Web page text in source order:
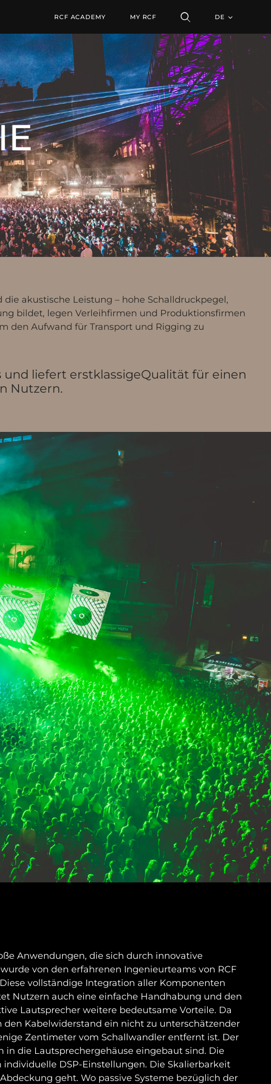
RCF ACADEMY MY RCF DE
ALLE PRODUKTE ENTDECKEN
akustische Leistung – hohe Schalldruckpegel,
bildet, legen Verleihfirmen und Produktionsfirmen
den Aufwand für Transport und Rigging zu
und liefert erstklassigeQualität für einen
Nutzern.
Anwendungen, die sich durch innovative
von den erfahrenen Ingenieurteams von RCF
vollständige Integration aller Komponenten
Nutzern auch eine einfache Handhabung und den
Lautsprecher weitere bedeutsame Vorteile. Da
Kabelwiderstand ein nicht zu unterschätzender
Zentimeter vom Schallwandler entfernt ist. Der
die Lautsprechergehäuse eingebaut sind. Die
DSP-Einstellungen. Die Skalierbarkeit
geht. Wo passive Systeme bezüglich der